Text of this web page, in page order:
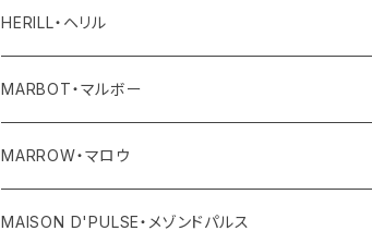
ワンピース・オールインワン
その他
ボトム
ワンピース・サロペット
その他
トップス
ボトム
その他
バッグ
その他
HERILL・ヘリル
アウター
トップス
レディース
ボトム
MARBOT・マルボー
シューズ
MARROW・マロウ
バッグ
MAISON D'PULSE・メゾンドパルス